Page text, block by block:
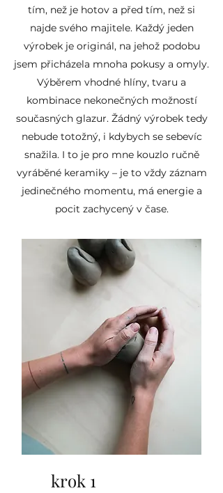
čímž je zajištěna kvalitní slinutost
výrobku.
Použitá hlína i glazury jsou řádně
atestované a zdravotně
nezávadné.
tím, než je hotov a před tím, než si
najde svého majitele. Každý jeden
výrobek je originál, na jehož podobu
jsem přicházela mnoha pokusy a omyly.
Výběrem vhodné hlíny, tvaru a
kombinace nekonečných možností
současných glazur. Žádný výrobek tedy
nebude totožný, i kdybych se sebevíc
snažila. I to je pro mne kouzlo ručně
vyráběné keramiky – je to vždy záznam
jedinečného momentu, má energie a
pocit zachycený v čase.
krok 1